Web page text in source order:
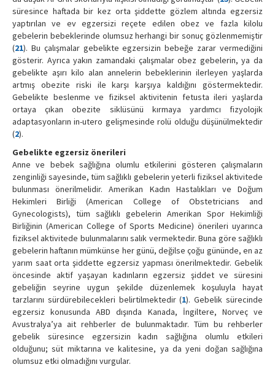
süresince haftada bir kez orta şiddette gözlem altında egzersiz
yaptırılan ve ev egzersizi reçete edilen obez ve fazla kilolu
gebelerin bebeklerinde olumsuz herhangi bir sonuç gözlenmemiştir
(21). Bu çalışmalar gebelikte egzersizin bebeğe zarar vermediğini
gösterir. Ayrıca yakın zamandaki çalışmalar obez gebelerin, ya da
gebelikte aşırı kilo alan annelerin bebeklerinin ilerleyen yaşlarda
artmış obezite riski ile karşı karşıya kaldığını göstermektedir.
Gebelikte beslenme ve fiziksel aktivitenin fetusta ileri yaşlarda
ortaya çıkan obezite siklüsünü kırmaya yardımcı fizyolojik
adaptasyonların in-utero gelişmesinde rolü olduğu düşünülmektedir
(2).
Gebelikte egzersiz önerileri
Anne ve bebek sağlığına olumlu etkilerini gösteren çalışmaların
zenginliği sayesinde, tüm sağlıklı gebelerin yeterli fiziksel aktivitede
bulunması önerilmelidir. Amerikan Kadın Hastalıkları ve Doğum
Hekimleri Birliği (American College of Obstetricians and
Gynecologists), tüm sağlıklı gebelerin Amerikan Spor Hekimliği
Birliğinin (American College of Sports Medicine) önerileri uyarınca
fiziksel aktivitede bulunmalarını salık vermektedir. Buna göre sağlıklı
gebelerin haftanın mümkünse her günü, değilse çoğu gününde, en az
yarım saat orta şiddette egzersiz yapması önerilmektedir. Gebelik
öncesinde aktif yaşayan kadınların egzersiz şiddet ve süresini
gebeliğin seyrine uygun şekilde düzenlemek koşuluyla hayat
tarzlarını sürdürebilecekleri belirtilmektedir (1). Gebelik sürecinde
egzersiz konusunda ABD dışında Kanada, İngiltere, Norveç ve
Avustralya’ya ait rehberler de bulunmaktadır. Tüm bu rehberler
gebelik süresince egzersizin kadın sağlığına olumlu etkileri
olduğunu; süt miktarına ve kalitesine, ya da yeni doğan sağlığına
olumsuz etki olmadığını vurgular.